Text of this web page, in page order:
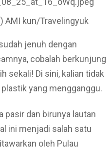
AMI kun/Travelingyuk
jenuh dengan
cobalah berkunjung
sekali! Di sini, kalian tidak
yang mengganggu.
pasir dan birunya lautan
ini menjadi salah satu
oleh Pulau